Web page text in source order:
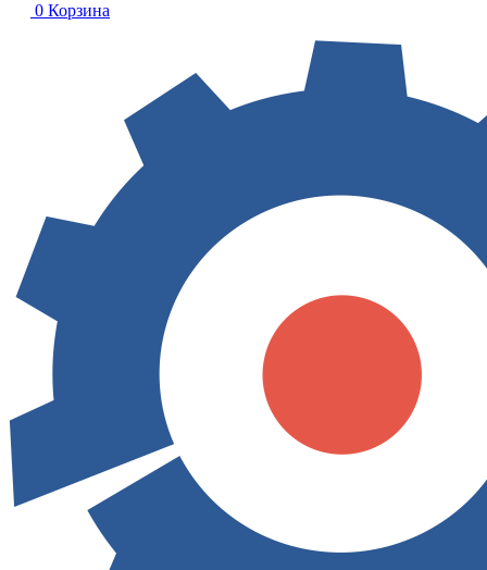
0 Корзина